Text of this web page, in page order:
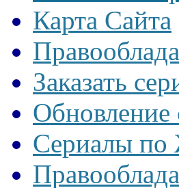
Карта Сайта
Заказать
Обновление
Сериалы по